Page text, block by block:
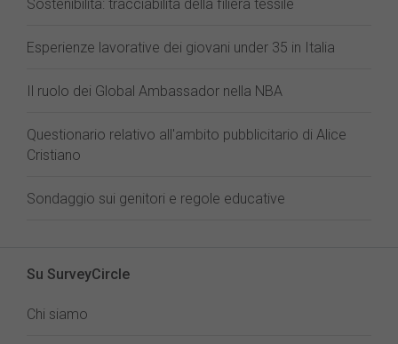
Sostenibilità: tracciabilità della filiera tessile
Esperienze lavorative dei giovani under 35 in Italia
Il ruolo dei Global Ambassador nella NBA
Questionario relativo all'ambito pubblicitario di Alice
Cristiano
Sondaggio sui genitori e regole educative
Su SurveyCircle
Chi siamo